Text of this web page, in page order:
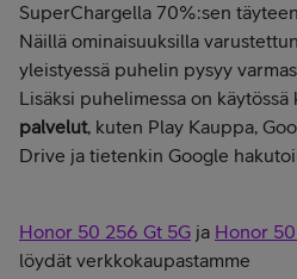
SuperChargella 70%:sen
Näillä ominaisuuksilla
yleistyessä puhelin pysyy
Lisäksi puhelimessa on
palvelut, kuten Play Kauppa,
Drive ja tietenkin Google
Honor 50 256 Gt 5G ja Honor
löydät verkkokaupastamme